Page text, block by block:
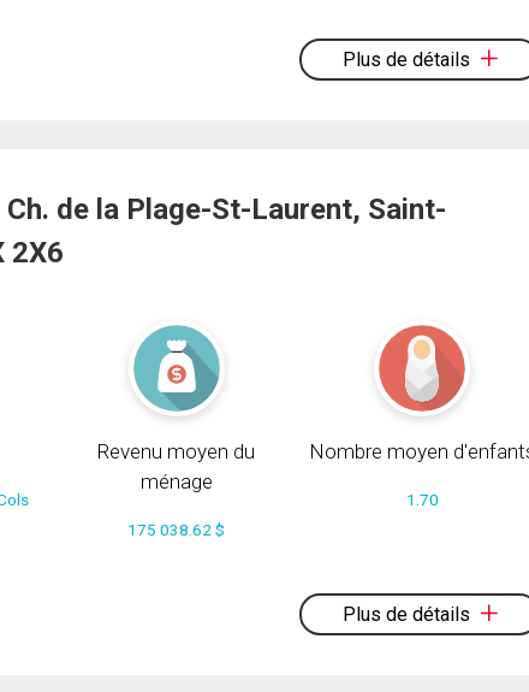
Plus de détails
de la Plage-St-Laurent, Saint-
2X6
Revenu moyen du
ménage
175 038.62 $
Nombre moyen
1.70
Plus de détails